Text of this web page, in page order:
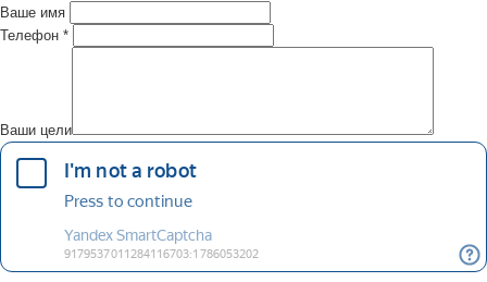
Ваше имя
Телефон *
Ваши цели